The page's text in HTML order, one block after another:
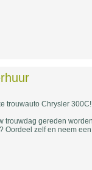
trouwauto Chrysler 300C!
trouwdag gereden
Oordeel zelf en neem